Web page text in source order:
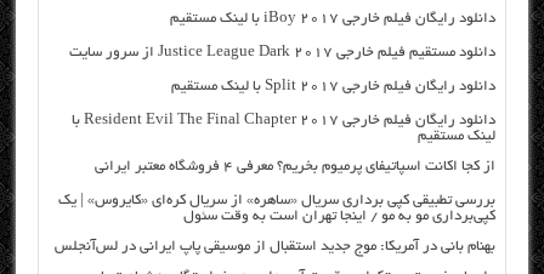
دانلود رایگان فیلم خارجی iBoy 2017 با لینک مستقیم
دانلود مستقیم فیلم خارجی Justice League Dark 2017 از سرور سایت
دانلود رایگان فیلم خارجی Split 2017 با لینک مستقیم
دانلود رایگان فیلم خارجی Resident Evil The Final Chapter 2017 با
لینک مستقیم
از کجا اکانت اسپاتیفای پرمیوم بخریم؟ معرفی ۴ فروشگاه معتبر ایرانی
بررسی تطبیقی کپی برداری سریال «ساهره» از سریال کره‌ای «کایروس» | یک
کپی‌برداری مو به مو / اینجا تهران است به وقت سئول
بهنام بانی در آمریکا: موج جدید استقبال از موسیقی پاپ ایرانی در لس‌آنجلس